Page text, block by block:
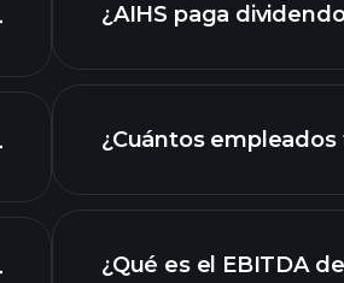
¿AIHS paga
¿Cuántos empleados
¿Qué es el EBITDA